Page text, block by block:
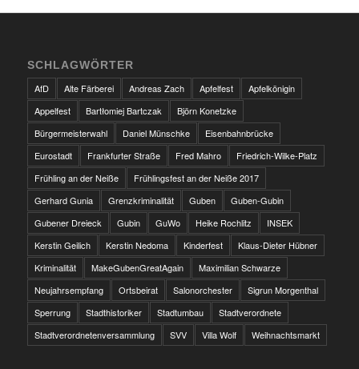
SCHLAGWÖRTER
AfD
Alte Färberei Andreas Zach Apfelfest
Apfelkönigin
Appelfest
Bartłomiej Bartczak
Björn Konetzke
Bürgermeisterwahl
Daniel Münschke
Eisenbahnbrücke
Eurostadt
Frankfurter Straße Fred Mahro
Friedrich-Wilke-Platz
Frühling an der Neiße
Frühlingsfest an der Neiße 2017
Gerhard Gunia
Grenzkriminalität Guben
Guben-Gubin
Gubener Dreieck
Gubin GuWo Heike Rochlitz
INSEK
Kerstin Geilich
Kerstin Nedoma Kinderfest
Klaus-Dieter Hübner
Kriminalität
MakeGubenGreatAgain
Maximilian Schwarze
Neujahrsempfang
Ortsbeirat Salonorchester
Sigrun Morgenthal
Sperrung
Stadthistoriker Stadtumbau
Stadtverordnete
Stadtverordnetenversammlung
SVV Villa Wolf Weihnachtsmarkt